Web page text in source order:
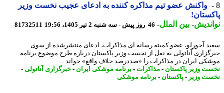
واکنش عضو تیم مذاکره کننده به ادعای عجیب نخست وزیر
-بین الملل-46 روز پیش - سه شنبه 2 تیر 1405، 19:56 81732511
آجورلو، عضو کمیته رسانه ای مذاکرات، ادعای منتشرشده از سوی
آناتولی به نقل از نخست وزیر پاکستان درباره طرح موضوع برنامه
ایران در مذاکرات را «صددرصد خلاف واقع» خواند ...
وزیر پاکستان-مذاکرات- برنامه موشکی ایران - خبرگزاری آناتولی-
وزیر - پاکستان-برنامه موشکی